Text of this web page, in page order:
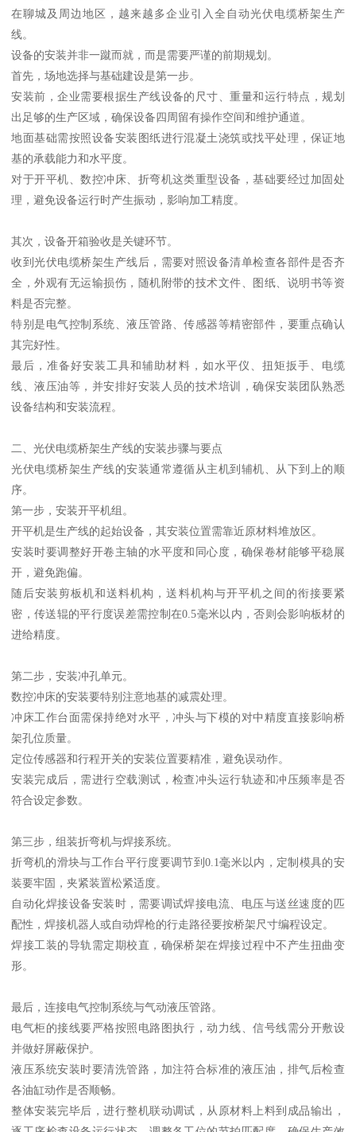
在聊城及周边地区，越来越多企业引入全自动光伏电缆桥架生产
线。
设备的安装并非一蹴而就，而是需要严谨的前期规划。
首先，场地选择与基础建设是第一步。
安装前，企业需要根据生产线设备的尺寸、重量和运行特点，规划
出足够的生产区域，确保设备四周留有操作空间和维护通道。
地面基础需按照设备安装图纸进行混凝土浇筑或找平处理，保证地
基的承载能力和水平度。
对于开平机、数控冲床、折弯机这类重型设备，基础要经过加固处
理，避免设备运行时产生振动，影响加工精度。
其次，设备开箱验收是关键环节。
收到光伏电缆桥架生产线后，需要对照设备清单检查各部件是否齐
全，外观有无运输损伤，随机附带的技术文件、图纸、说明书等资
料是否完整。
特别是电气控制系统、液压管路、传感器等精密部件，要重点确认
其完好性。
最后，准备好安装工具和辅助材料，如水平仪、扭矩扳手、电缆
线、液压油等，并安排好安装人员的技术培训，确保安装团队熟悉
设备结构和安装流程。
二、光伏电缆桥架生产线的安装步骤与要点
光伏电缆桥架生产线的安装通常遵循从主机到辅机、从下到上的顺
序。
第一步，安装开平机组。
开平机是生产线的起始设备，其安装位置需靠近原材料堆放区。
安装时要调整好开卷主轴的水平度和同心度，确保卷材能够平稳展
开，避免跑偏。
随后安装剪板机和送料机构，送料机构与开平机之间的衔接要紧
密，传送辊的平行度误差需控制在0.5毫米以内，否则会影响板材的
进给精度。
第二步，安装冲孔单元。
数控冲床的安装要特别注意地基的减震处理。
冲床工作台面需保持绝对水平，冲头与下模的对中精度直接影响桥
架孔位质量。
定位传感器和行程开关的安装位置要精准，避免误动作。
安装完成后，需进行空载测试，检查冲头运行轨迹和冲压频率是否
符合设定参数。
第三步，组装折弯机与焊接系统。
折弯机的滑块与工作台平行度要调节到0.1毫米以内，定制模具的安
装要牢固，夹紧装置松紧适度。
自动化焊接设备安装时，需要调试焊接电流、电压与送丝速度的匹
配性，焊接机器人或自动焊枪的行走路径要按桥架尺寸编程设定。
焊接工装的导轨需定期校直，确保桥架在焊接过程中不产生扭曲变
形。
最后，连接电气控制系统与气动液压管路。
电气柜的接线要严格按照电路图执行，动力线、信号线需分开敷设
并做好屏蔽保护。
液压系统安装时要清洗管路，加注符合标准的液压油，排气后检查
各油缸动作是否顺畅。
整体安装完毕后，进行整机联动调试，从原材料上料到成品输出，